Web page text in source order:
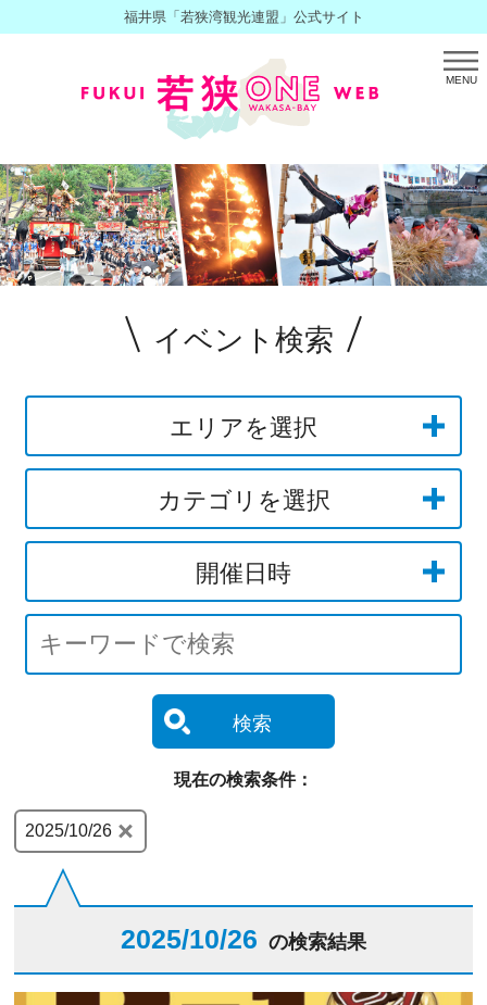
福井県「若狭湾観光連盟」公式サイト
MENU
イベント検索
エリアを選択
カテゴリを選択
開催日時
検索
現在の検索条件：
2025/10/26
2025/10/26 の検索結果